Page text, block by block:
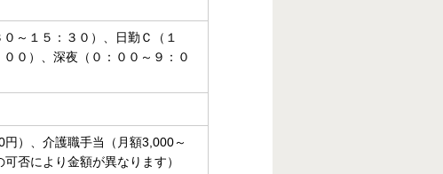
～１５：３０）、日勤Ｃ（１
０）、深夜（０：００～９：０
）、介護職手当（月額3,000～
否により金額が異なります）